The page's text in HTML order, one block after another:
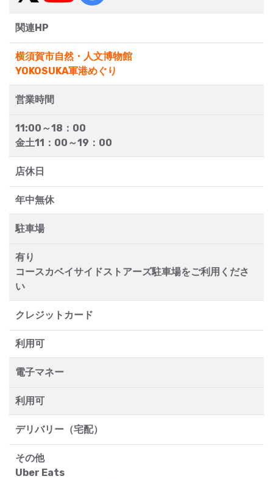
関連HP
横須賀市自然・人文博物館
YOKOSUKA軍港めぐり
営業時間
11:00～18：00
金土11：00～19：00
店休日
年中無休
駐車場
有り
コースカベイサイドストアーズ駐車場をご利用くださ
い
クレジットカード
利用可
電子マネー
利用可
デリバリー（宅配）
その他
Uber Eats